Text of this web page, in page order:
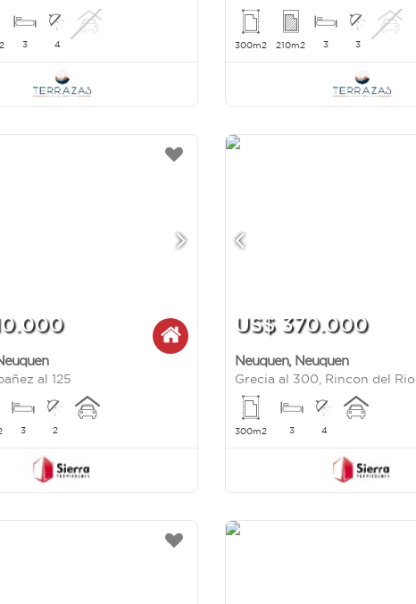
3 4 300m2 210m2 3 3
al 125
3 2
US$ 370.000
Neuquen, Neuquen
Grecia al 300, Rincon del Rio
300m2 3 4